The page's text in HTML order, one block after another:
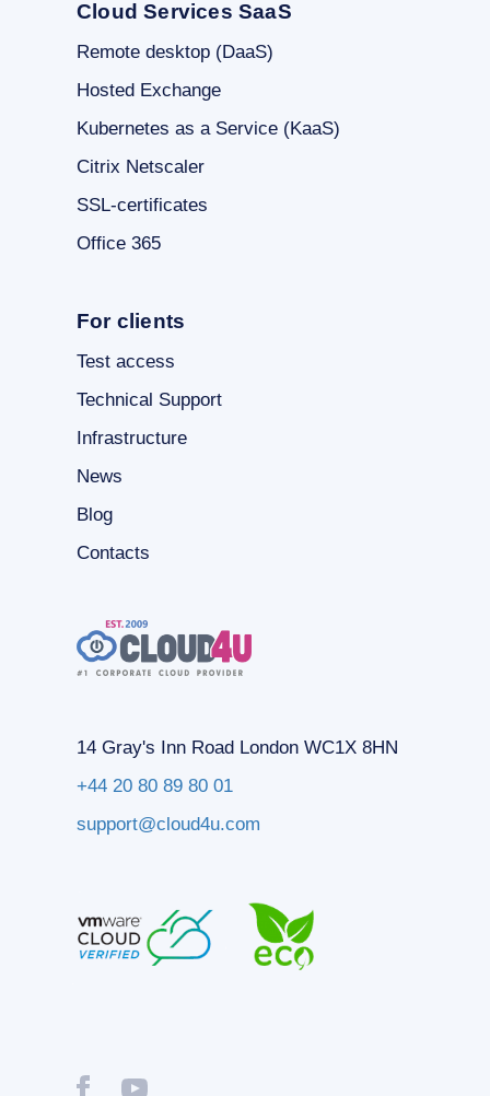
Cloud Services SaaS
Remote desktop (DaaS)
Hosted Exchange
Kubernetes as a Service (KaaS)
Citrix Netscaler
SSL-certificates
Office 365
For clients
Test access
Technical Support
Infrastructure
News
Blog
Contacts
14 Gray's Inn Road London WC1X 8HN
+44 20 80 89 80 01
support@cloud4u.com